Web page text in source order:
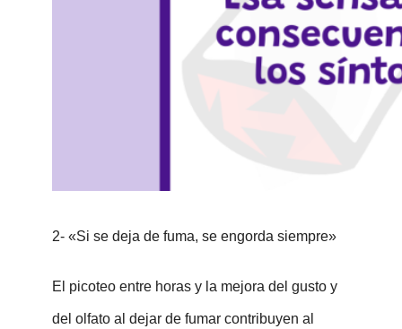
2- «Si se deja de fuma, se engorda siempre»
El picoteo entre horas y la mejora del gusto y
del olfato al dejar de fumar contribuyen al